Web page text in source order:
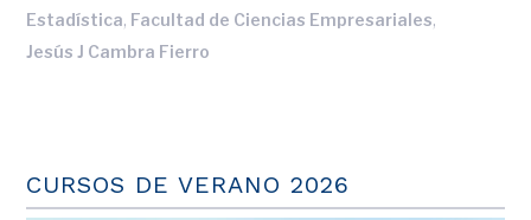
Estadística, Facultad de Ciencias Empresariales,
Jesús J Cambra Fierro
CURSOS DE VERANO 2026